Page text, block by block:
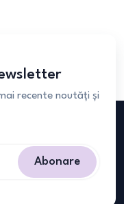
recente noutăți și
Abonare